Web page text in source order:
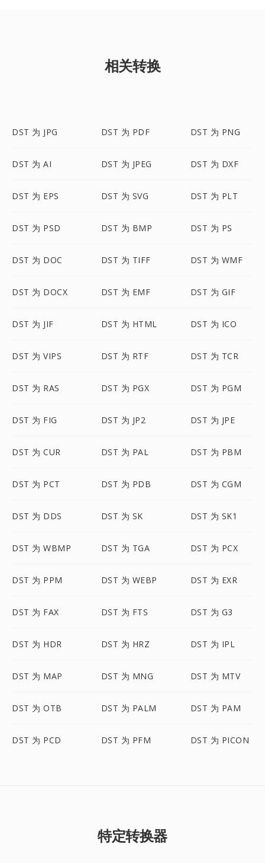
相关转换
DST 为 JPG DST 为 PDF DST 为 PNG
DST 为 AI DST 为 JPEG DST 为 DXF
DST 为 EPS DST 为 SVG DST 为 PLT
DST 为 PSD DST 为 BMP DST 为 PS
DST 为 DOC DST 为 TIFF DST 为 WMF
DST 为 DOCX DST 为 EMF DST 为 GIF
DST 为 JIF DST 为 HTML DST 为 ICO
DST 为 VIPS DST 为 RTF DST 为 TCR
DST 为 RAS DST 为 PGX DST 为 PGM
DST 为 FIG DST 为 JP2 DST 为 JPE
DST 为 CUR DST 为 PAL DST 为 PBM
DST 为 PCT DST 为 PDB DST 为 CGM
DST 为 DDS DST 为 SK DST 为 SK1
DST 为 WBMP DST 为 TGA DST 为 PCX
DST 为 PPM DST 为 WEBP DST 为 EXR
DST 为 FAX DST 为 FTS DST 为 G3
DST 为 HDR DST 为 HRZ DST 为 IPL
DST 为 MAP DST 为 MNG DST 为 MTV
DST 为 OTB DST 为 PALM DST 为 PAM
DST 为 PCD DST 为 PFM DST 为 PICON
特定转换器